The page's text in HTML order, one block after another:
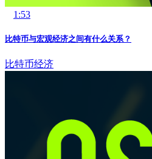
1:53
比特币与宏观经济之间有什么关系？
比特币经济